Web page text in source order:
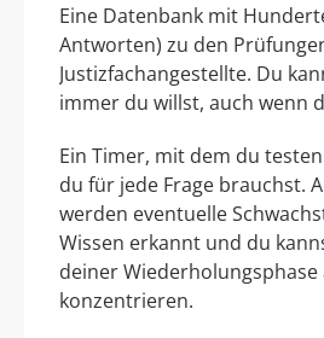
Eine Datenbank mit
Antworten) zu den
Justizfachangestellte. Du
immer du willst, auch wenn
Ein Timer, mit dem du
du für jede Frage brauchst.
werden eventuelle
Wissen erkannt und du
deiner Wiederholungsphase
konzentrieren.